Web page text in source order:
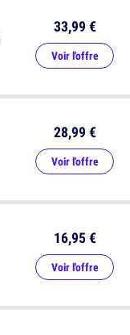
28,99 €
Voir l'offre
33,99 €
Voir l'offre
16,95 €
Voir l'offre